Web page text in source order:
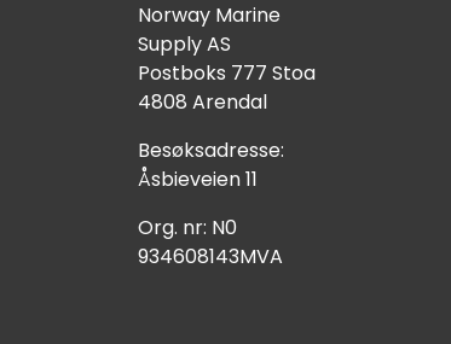
Norway Marine
Supply AS
Postboks 777 Stoa
4808 Arendal
Besøksadresse:
Åsbieveien 11
Org. nr: N0
934608143MVA